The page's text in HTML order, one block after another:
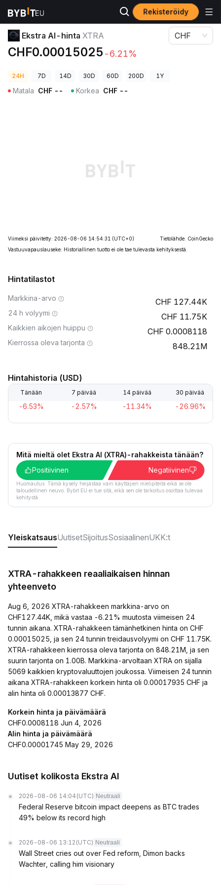
Rekisteröidy
Kryptohinnat
Ekstra AI-hinta XTRA
CHF0.00015025 -6.21%
CHF
24H 7D 14D 30D 60D 200D 1Y
Matala CHF -- Korkea CHF --
Viimeksi päivitetty: 2026-08-06 14:54:31 (UTC+0)
Tietolähde: CoinGecko
Vastuuvapauslauseke: Historiallinen tuotto ei ole tae tulevasta kehityksestä.
Hintatilastot
Markkina-arvo 127.44K
24 h volyymi 11.75K
Kaikkien aikojen huippu 0.0008118
Kierrossa oleva tarjonta 848.21M
Hintahistoria (USD)
Tänään 7 päivää 14 päivää 30 päivää
-6.53% -2.57% -11.34% -26.96%
Mitä mieltä olet Ekstra AI (XTRA)-rahakkeista tänään?
Positiivinen
Negatiivinen
Huomautus: Tämä kysely heijastaa vain käyttäjien mielipiteitä eikä se ole
taloudellinen neuvo. Bybit EU ei tue sitä, eikä sen ole tarkoitus osoittaa tulevaa
kehitystä.
YleiskatsausUutisetSijoitusSosiaalinenUKK:t
XTRA-rahakkeen reaaliaikaisen hinnan
yhteenveto
Aug 6, 2026 XTRA-rahakkeen markkina-arvo on
CHF127.44K, mikä vastaa -6.21% muutosta viimeisen 24
tunnin aikana. XTRA-rahakkeen tämänhetkinen hinta on CHF
0.00015025, ja sen 24 tunnin treidausvolyymi on CHF 11.75K.
XTRA-rahakkeen kierrossa oleva tarjonta on 848.21M, ja sen
suurin tarjonta on 1.00B. Markkina-arvoltaan XTRA on sijalla
5069 kaikkien kryptovaluuttojen joukossa. Viimeisen 24 tunnin
aikana XTRA-rahakkeen korkein hinta oli 0.00017935 CHF ja
alin hinta oli 0.00013877 CHF.
Korkein hinta ja päivämäärä
CHF0.0008118 Jun 4, 2026
Alin hinta ja päivämäärä
CHF0.00001745 May 29, 2026
Uutiset kolikosta Ekstra AI
2026-08-06 14:04 (UTC) Neutraali
Federal Reserve bitcoin impact deepens as BTC trades
49% below its record high
2026-08-06 13:12 (UTC) Neutraali
Wall Street cries out over Fed reform, Dimon backs
Wachter, calling him visionary